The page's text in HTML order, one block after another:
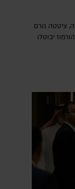
ציטטה גורם
יבוטלו